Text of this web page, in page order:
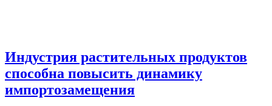
Индустрия растительных продуктов
способна повысить динамику
импортозамещения